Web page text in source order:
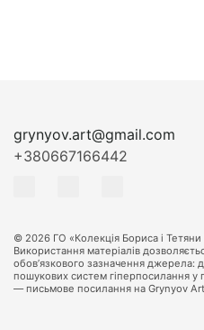
grynyov.art@gmail.com
+380667166442
© 2026 ГО «Колекція Бориса і
Використання матеріалів
обов’язкового зазначення джерела:
пошукових систем гіперпосилання у
— письмове посилання на Grynyov